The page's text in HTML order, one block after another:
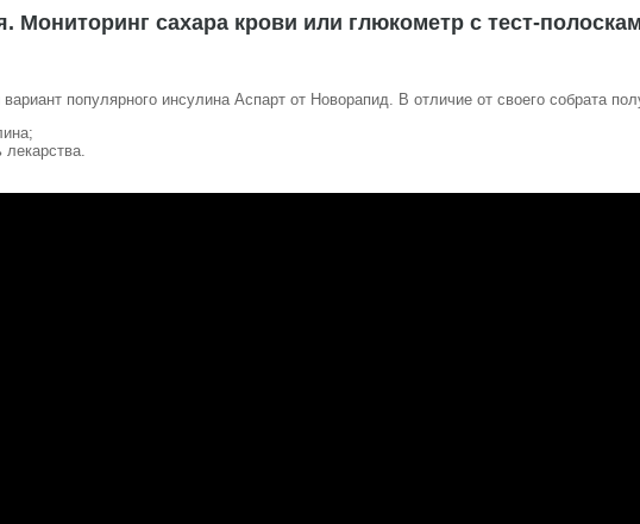
Мониторинг сахара крови или глюкометр с тест-
популярного инсулина Аспарт от Новорапид. В отличие от своего собрата